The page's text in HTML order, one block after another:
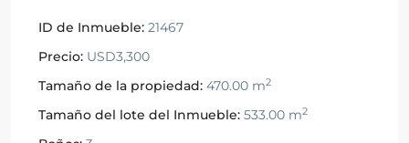
ID de Inmueble: 21467
Precio: USD3,300
Tamaño de la propiedad: 470.00 m2
Tamaño del lote del Inmueble: 533.00 m2